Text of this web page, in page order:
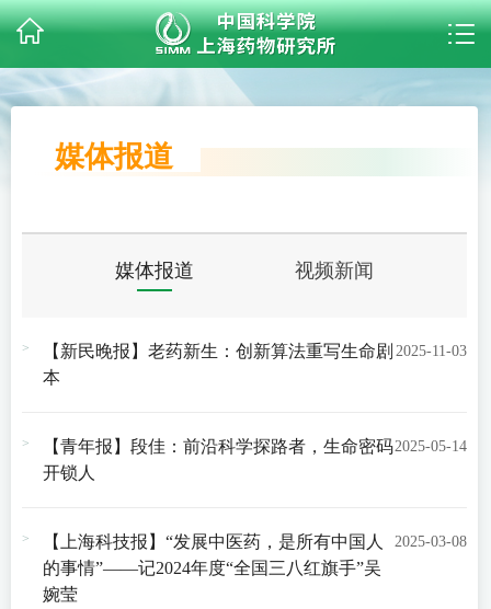
媒体报道
媒体报道 视频新闻
【新民晚报】老药新生：创新算法重写生命剧
本
2025-11-03
【青年报】段佳：前沿科学探路者，生命密码
开锁人
2025-05-14
【上海科技报】“发展中医药，是所有中国人
的事情”——记2024年度“全国三八红旗手”吴
婉莹
2025-03-08